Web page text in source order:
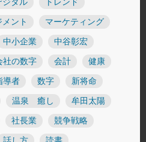
ジタル トレンド
メント マーケティング
中小企業 中谷彰宏
社の数字 会計 健康
導者 数字 新将命
温泉 癒し 牟田太陽
社長業 競争戦略